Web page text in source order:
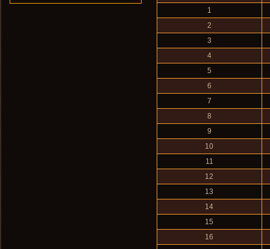
1
2
3
4
5
6
7
8
9
10
11
12
13
14
15
16